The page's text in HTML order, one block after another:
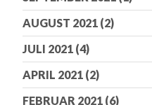
AUGUST 2021 (2)
JULI 2021 (4)
APRIL 2021 (2)
FEBRUAR 2021 (6)